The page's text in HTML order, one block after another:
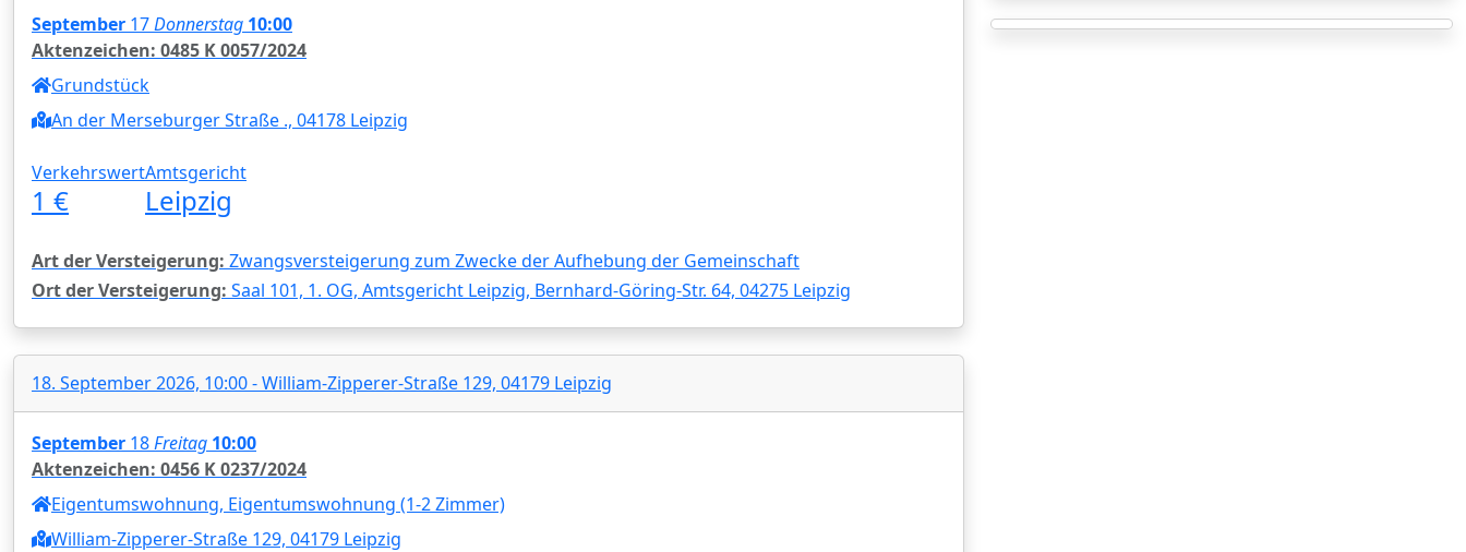
September 17Donnerstag 10:00
Aktenzeichen: 0485 K 0057/2024
Grundstück
An der Merseburger Straße ., 04178 Leipzig
Verkehrswert
1 €
Amtsgericht
Leipzig
Art der Versteigerung: Zwangsversteigerung zum Zwecke der Aufhebung der Gemeinschaft
Ort der Versteigerung: Saal 101, 1. OG, Amtsgericht Leipzig, Bernhard-Göring-Str. 64, 04275 Leipzig
18. September 2026, 10:00 - William-Zipperer-Straße 129, 04179 Leipzig
September 18Freitag 10:00
Aktenzeichen: 0456 K 0237/2024
Eigentumswohnung, Eigentumswohnung (1-2 Zimmer)
William-Zipperer-Straße 129, 04179 Leipzig